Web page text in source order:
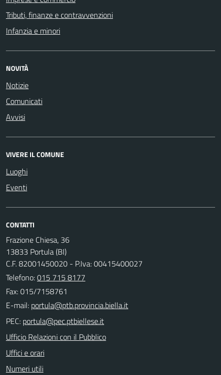
Tributi, finanze e contravvenzioni
Infanzia e minori
NOVITÀ
Notizie
Comunicati
Avvisi
VIVERE IL COMUNE
Luoghi
Eventi
CONTATTI
Frazione Chiesa, 36
13833 Portula (BI)
C.F. 82001450020 - P.Iva: 00415400027
Telefono:015 715 8177
Fax: 015/7158761
E-mail:
PEC:
Ufficio Relazioni con il Pubblico
Uffici e orari
Numeri utili